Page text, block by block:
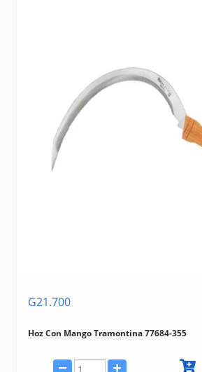
G21.700
Hoz Con Mango Tramontina 77684-355